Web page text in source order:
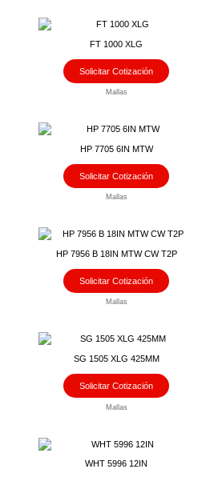
FT 1000 XLG
Solicitar Cotización
Mallas
HP 7705 6IN MTW
Solicitar Cotización
Mallas
HP 7956 B 18IN MTW CW T2P
Solicitar Cotización
Mallas
SG 1505 XLG 425MM
Solicitar Cotización
Mallas
WHT 5996 12IN